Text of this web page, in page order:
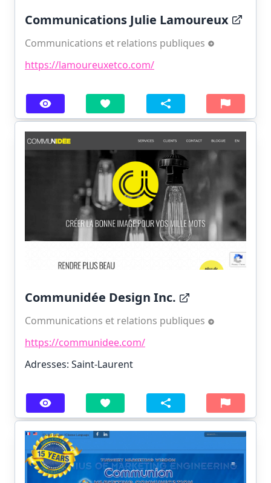
Communications Julie Lamoureux
Communications et relations publiques
https://lamoureuxetco.com/
Communidée Design Inc.
Communications et relations publiques
https://communidee.com/
Adresses: Saint-Laurent